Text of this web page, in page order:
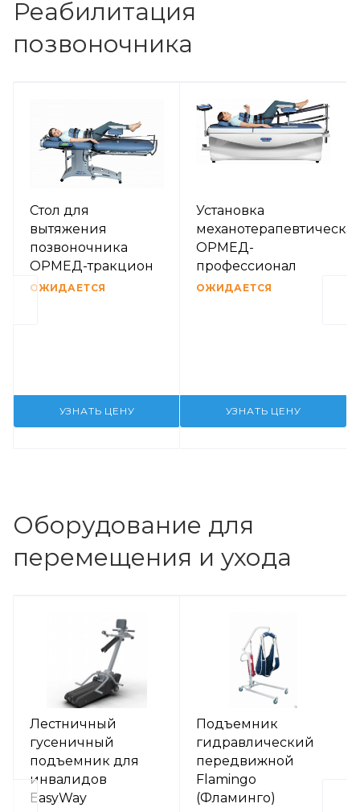
Реабилитация
позвоночника
Стол для
вытяжения
позвоночника
ОРМЕД-тракцион
ОЖИДАЕТСЯ
УЗНАТЬ ЦЕНУ
Установка
ОРМЕД-
профессионал
ОЖИДАЕТСЯ
УЗНАТЬ ЦЕНУ
Оборудование для
перемещения и ухода
Лестничный
гусеничный
подъемник для
инвалидов
EasyWay
Подъемник
гидравлический
передвижной
Flamingo
(Фламинго)